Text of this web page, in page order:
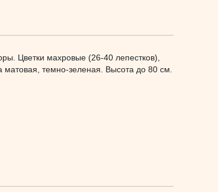
Цветки махровые (26-40 лепестков),
матовая, темно-зеленая. Высота до 80 см.